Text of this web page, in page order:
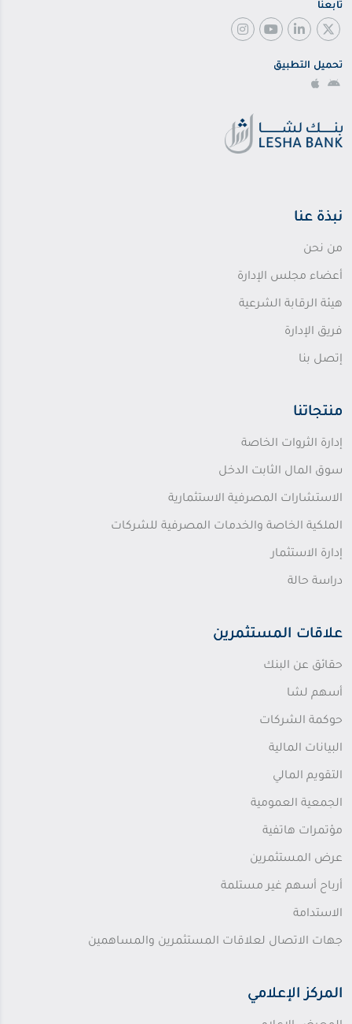
تابعنا
تحميل التطبيق
نبذة عنا
من نحن
أعضاء مجلس الإدارة
هيئة الرقابة الشرعية
فريق الإدارة
إتصل بنا
منتجاتنا
إدارة الثروات الخاصة
سوق المال الثابت الدخل
الاستشارات المصرفية الاستثمارية
الملكية الخاصة والخدمات المصرفية للشركات
إدارة الاستثمار
دراسة حالة
علاقات المستثمرين
حقائق عن البنك
أسهم لشا
حوكمة الشركات
البيانات المالية
التقويم المالي
الجمعية العمومية
مؤتمرات هاتفية
عرض المستثمرين
أرباح أسهم غير مستلمة
الاستدامة
جهات الاتصال لعلاقات المستثمرين والمساهمين
المركز الإعلامي